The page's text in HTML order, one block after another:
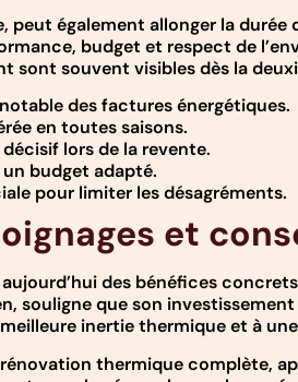
peut également allonger la
budget et respect de
sont souvent visibles dès la
des factures énergétiques.
en toutes saisons.
lors de la revente.
budget adapté.
pour limiter les désagréments.
et
des bénéfices
souligne que son
inertie thermique et à
thermique